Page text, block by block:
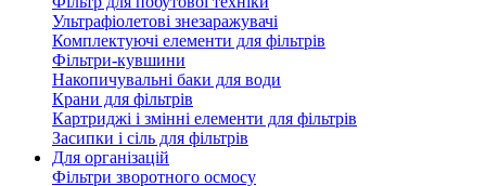
Ультрафіолетові знезаражувачі
Комплектуючі елементи для фільтрів
Фільтри-кувшини
Накопичувальні баки для води
Крани для фільтрів
Картриджі і змінні елементи для фільтрів
Засипки і сіль для фільтрів
Для організацій
Фільтри зворотного осмосу